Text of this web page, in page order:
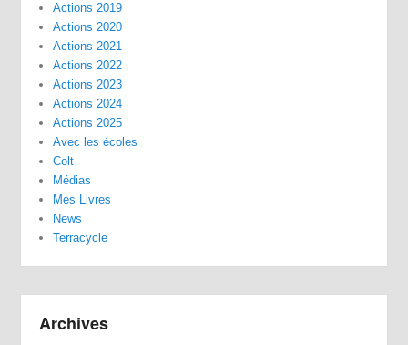
Actions 2019
Actions 2020
Actions 2021
Actions 2022
Actions 2023
Actions 2024
Actions 2025
Avec les écoles
Colt
Médias
Mes Livres
News
Terracycle
Archives